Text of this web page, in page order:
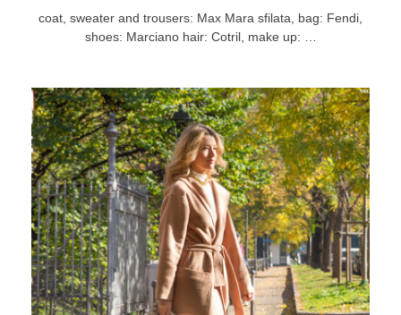
ARCHIVES
CONTACT
HOME
coat, sweater and trousers: Max Mara sfilata, bag: Fendi,
shoes: Marciano hair: Cotril, make up: …